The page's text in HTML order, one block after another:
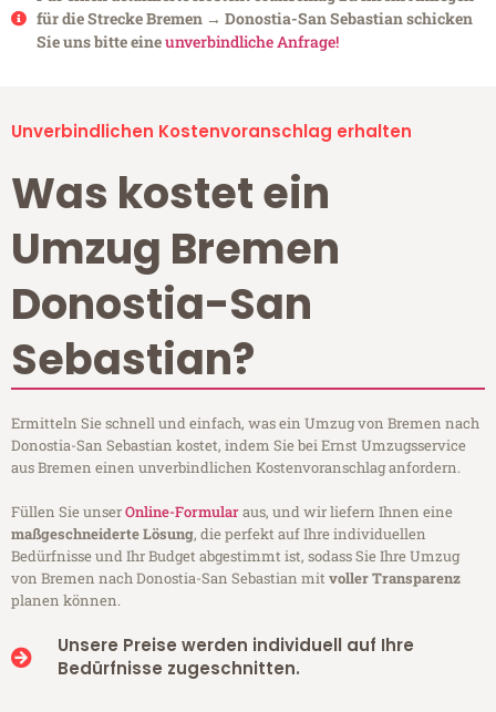
für die Strecke Bremen → Donostia-San Sebastian schicken
Sie uns bitte eineunverbindliche Anfrage!
Unverbindlichen Kostenvoranschlag erhalten
Was kostet ein
Umzug Bremen
Donostia-San
Sebastian?
Ermitteln Sie schnell und einfach, was ein Umzug von Bremen nach
Donostia-San Sebastian kostet, indem Sie bei Ernst Umzugsservice
aus Bremen einen unverbindlichen Kostenvoranschlag anfordern.
Füllen Sie unserOnline-Formularaus, und wir liefern Ihnen eine
maßgeschneiderte Lösung, die perfekt auf Ihre individuellen
Bedürfnisse und Ihr Budget abgestimmt ist, sodass Sie Ihre Umzug
von Bremen nach Donostia-San Sebastian mitvoller Transparenz
planen können.
Unsere Preise werden individuell auf Ihre
Bedürfnisse zugeschnitten.